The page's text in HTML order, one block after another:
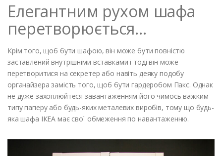
Елегантним рухом шафа
перетворюється…
Крім того, щоб бути шафою, він може бути повністю
заставлений внутрішніми вставками і тоді він може
перетворитися на секретер або навіть деяку подобу
органайзера замість того, щоб бути гардеробом Пакс. Однак
не дуже захоплюйтеся завантаженням його чимось важким
типу паперу або будь-яких металевих виробів, тому що будь-
яка шафа ІКЕА має свої обмеження по навантаженню.